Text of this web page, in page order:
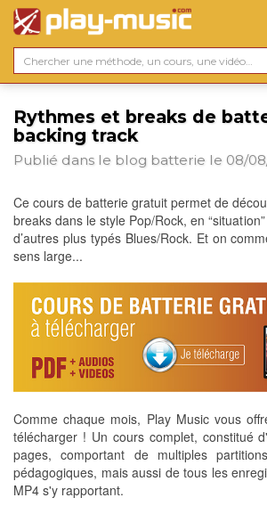
Rythmes et breaks de
backing track
Publié dans le blog batterie le 08/
Ce cours de batterie gratuit permet de
breaks dans le style Pop/Rock, en
d’autres plus typés Blues/Rock. Et on
sens large...
Comme chaque mois, Play Music vous
télécharger ! Un cours complet, constitué
pages, comportant de multiples
pédagogiques, mais aussi de tous les
MP4 s'y rapportant.